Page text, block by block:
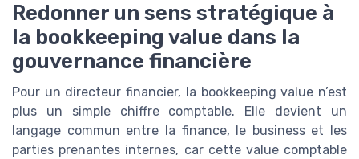
Redonner un sens stratégique à
la bookkeeping value dans la
gouvernance financière
Pour un directeur financier, la bookkeeping value n’est
plus un simple chiffre comptable. Elle devient un
langage commun entre la finance, le business et les
parties prenantes internes, car cette value comptable